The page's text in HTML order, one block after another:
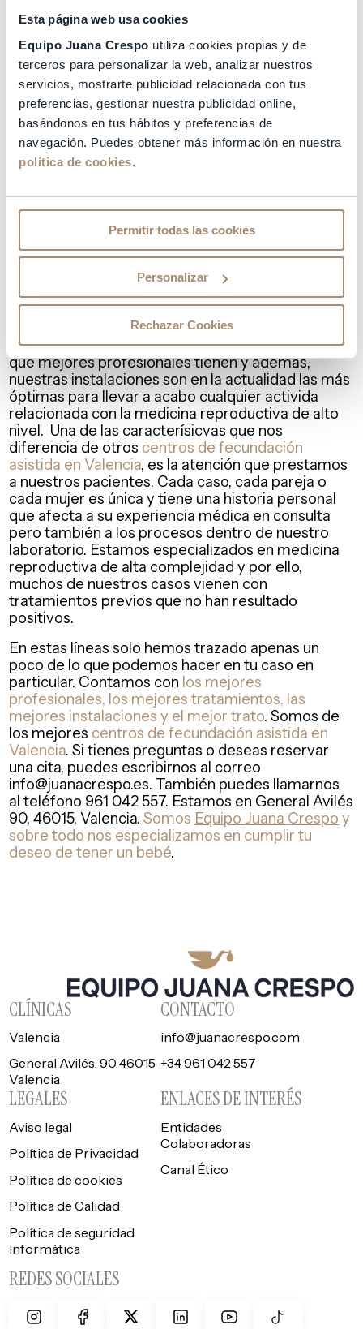
Esta página web usa cookies
Equipo Juana Crespo utiliza cookies propias y de
terceros para personalizar la web, analizar nuestros
servicios, mostrarte publicidad relacionada con tus
preferencias, gestionar nuestra publicidad online,
basándonos en tus hábitos y preferencias de
navegación. Puedes obtener más información en nuestra
política de cookies.
Permitir todas las cookies
Personalizar
Rechazar Cookies
se desmoraliza. Sin embargo, somos de
loscentros de fecundación asistida en
Valenciaque ahondamos en el diagnóstico antes
de iniciar un tratamiento. Es normal que la
esterilidad sea multifactoriaal y por ello nos
enfocamos exhaustivamente en averiguar a qué
se debe y en corregir y sincronizar todos los
factores. Otros motivos que evitan la concepción
o un embarazo pueden ser una mala calidad ovular
o una baja reserva ovárica generada por factores
patologías comoEndometriosis, Ovarios
Poliquísticos, etc.
Equipo Juana Crespo: centros de fecundación
asistida en Valencia
En Equipo Juana Crespo contamos con más de 30
años de experiencia. Dentro de los
fecundación asistida en Valencia, somos de los
que mejores profesionales tienen y además,
nuestras instalaciones son en la actualidad las más
óptimas para llevar a acabo cualquier activida
relacionada con la medicina reproductiva de alto
nivel. Una de las caracterísicvas que nos
diferencia de otros centros de fecundación
asistida en Valencia, es la atención que prestamos
a nuestros pacientes. Cada caso, cada pareja o
cada mujer es única y tiene una historia personal
que afecta a su experiencia médica en consulta
pero también a los procesos dentro de nuestro
laboratorio. Estamos especializados en medicina
reproductiva de alta complejidad y por ello,
muchos de nuestros casos vienen con
tratamientos previos que no han resultado
positivos.
En estas líneas solo hemos trazado apenas un
poco de lo que podemos hacer en tu caso en
particular. Contamos con los mejores
profesionales, los mejores tratamientos, las
mejores instalaciones y el mejor trato. Somos de
los mejores centros de fecundación asistida en
Valencia. Si tienes preguntas o deseas reservar
una cita, puedes escribirnos al correo
info@juanacrespo.es. También puedes llamarnos
al teléfono 961 042 557. Estamos en General Avilés
90, 46015, Valencia.Somos Equipo Juana Crespo y
sobre todo nos especializamos en cumplir tu
deseo de tener un bebé.
CLÍNICAS
Valencia
General Avilés, 90 46015
Valencia
CONTACTO
info@juanacrespo.com
+34 961 042 557
LEGALES
Aviso legal
Política de Privacidad
Política de cookies
Política de Calidad
Política de seguridad
informática
ENLACES DE INTERÉS
Entidades
Colaboradoras
Canal Ético
REDES SOCIALES